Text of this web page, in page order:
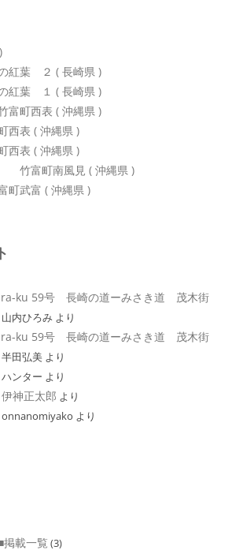
紅葉 ２ ( 長崎県 )
紅葉 １ ( 長崎県 )
町西表 ( 沖縄県 )
表 ( 沖縄県 )
表 ( 沖縄県 )
竹富町南風見 ( 沖縄県 )
富 ( 沖縄県 )
ra-ku 59号 長崎の道ーみさき道 茂木街
山内ひろみ より
ra-ku 59号 長崎の道ーみさき道 茂木街
半田弘美 より
ハンター より
伊神正太郎 より
onnanomiyako より
掲載一覧 (3)